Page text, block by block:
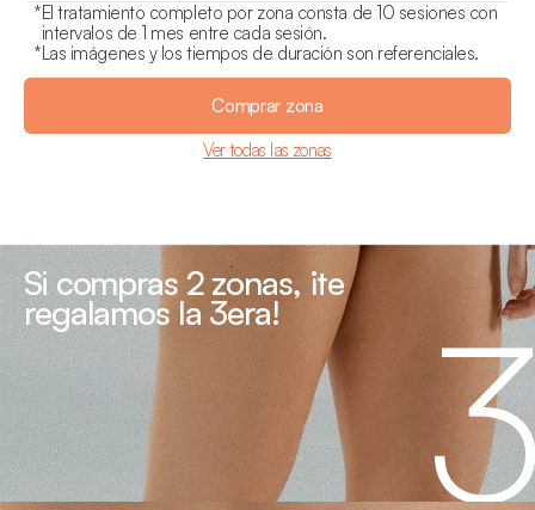
*El tratamiento completo por zona consta de 10 sesiones con
intervalos de 1 mes entre cada sesión.
*Las imágenes y los tiempos de duración son referenciales.
Comprar zona
Ver todas las zonas
Si compras 2 zonas, ¡te
regalamos la 3era!